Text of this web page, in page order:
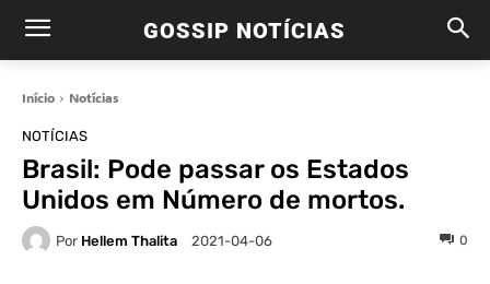
GOSSIP NOTÍCIAS
Início Notícias
NOTÍCIAS
Brasil: Pode passar os Estados
Unidos em Número de mortos.
Por Hellem Thalita 2021-04-06 0